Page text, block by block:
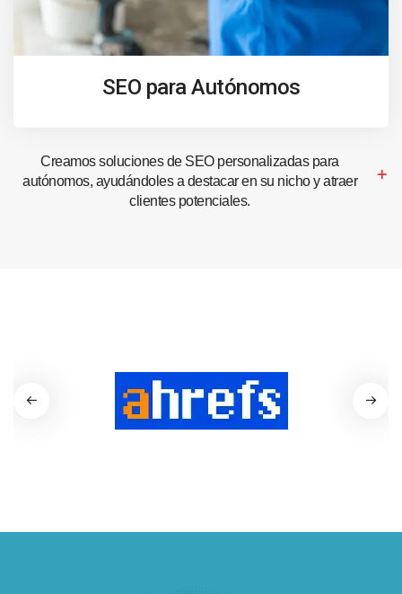
SEO para Autónomos
Creamos soluciones de SEO personalizadas para
autónomos, ayudándoles a destacar en su nicho y atraer
clientes potenciales.